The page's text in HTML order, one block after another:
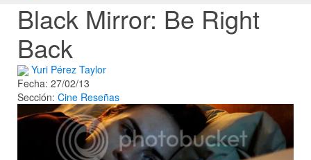
Black Mirror: Be Right
Back
Yuri Pérez Taylor
Fecha: 27/02/13
Sección: Cine Reseñas